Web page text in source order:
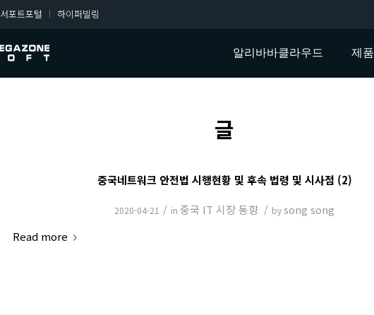
서포트포털 하이퍼빌링
알리바바클라우드 제품
글
중국네트워크 안전법 시행현황 및 후속 법령 및 시사점 (2)
2020-04-21 / in 중국 IT 시장 동향 / bysong song
Read more